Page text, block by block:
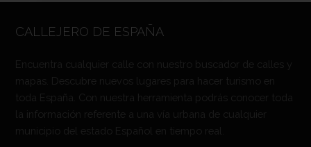
CALLEJERO DE ESPAÑA
Encuentra cualquier calle con nuestro buscador de calles y
mapas. Descubre nuevos lugares para hacer turismo en
toda España. Con nuestra herramienta podrás conocer toda
la información referente a una vía urbana de cualquier
municipio del estado Español en tiempo real.